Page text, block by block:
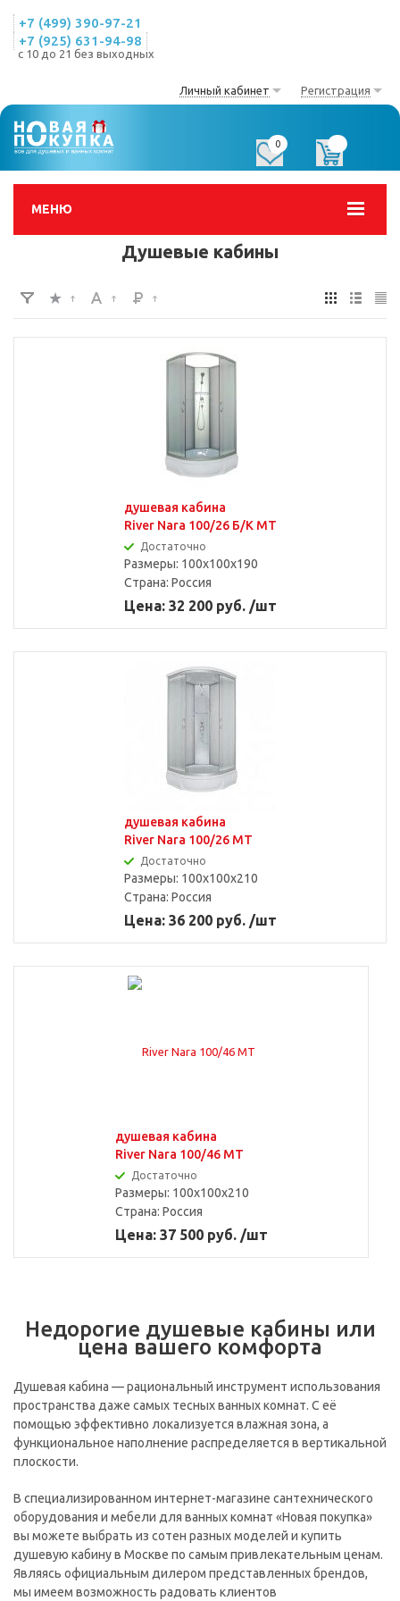
+7 (499) 390-97-21
+7 (925) 631-94-98
с 10 до 21 без выходных
Личный кабинет Регистрация
МЕНЮ
0
Душевые кабины
душевая кабина
River Nara 100/26 Б/К MT
Достаточно
Размеры: 100x100x190
Страна: Россия
Цена: 32 200 руб. /шт
душевая кабина
River Nara 100/26 MT
Достаточно
Размеры: 100x100x210
Страна: Россия
Цена: 36 200 руб. /шт
душевая кабина
River Nara 100/46 MT
Достаточно
Размеры: 100x100x210
Страна: Россия
Цена: 37 500 руб. /шт
Недорогие душевые кабины или
цена вашего комфорта
Душевая кабина — рациональный инструмент использования
пространства даже самых тесных ванных комнат. С её
помощью эффективно локализуется влажная зона, а
функциональное наполнение распределяется в вертикальной
плоскости.
В специализированном интернет-магазине сантехнического
оборудования и мебели для ванных комнат «Новая покупка»
вы можете выбрать из сотен разных моделей и купить
душевую кабину в Москве по самым привлекательным ценам.
Являясь официальным дилером представленных брендов,
мы имеем возможность радовать клиентов